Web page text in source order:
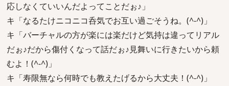
応しなくていいんだよってことだぉ♪」
キ「なるたけニコニコ呑気でお互い過ごそうね。(^-^)」
キ「バーチャルの方が楽には楽だけど気持は違ってリアル
だぉ♪だから傷付くなって話だぉ♪見舞いに行きたいから頼
むよ！(^-^)」
キ「寿限無なら何時でも教えたげるから大丈夫！(^-^)」